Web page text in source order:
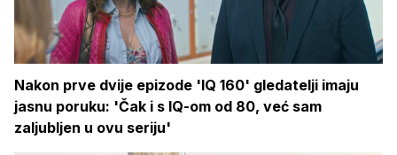
Nakon prve dvije epizode 'IQ 160' gledatelji imaju
jasnu poruku: 'Čak i s IQ-om od 80, već sam
zaljubljen u ovu seriju'